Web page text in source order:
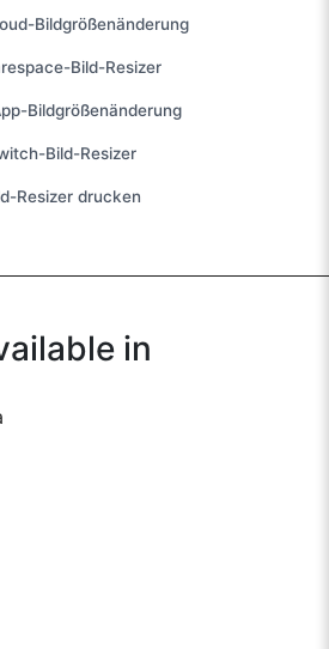
Bildgrößenänderung
Bild-Resizer
Bildgrößenänderung
Bild-Resizer
Resizer drucken
in